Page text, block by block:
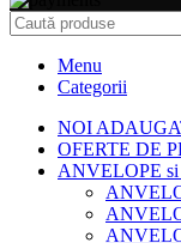
Menu
Categorii
NOI
OFERTE DE
ANVELOPE